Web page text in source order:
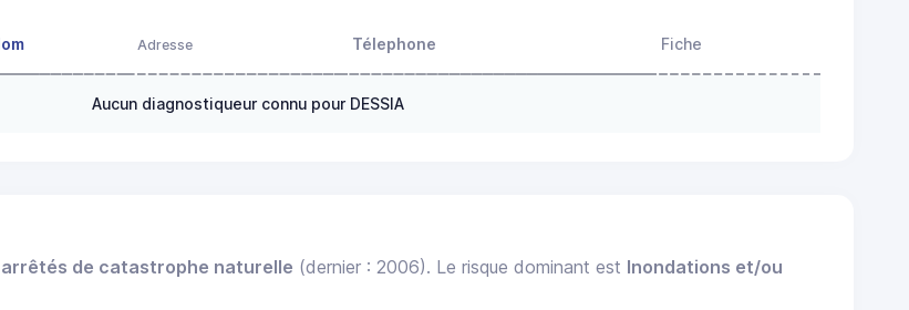
Adresse Télephone Fiche
Aucun diagnostiqueur connu pour DESSIA
arrêtés de catastrophe naturelle (dernier : 2006). Le risque dominant est Inondations et/ou